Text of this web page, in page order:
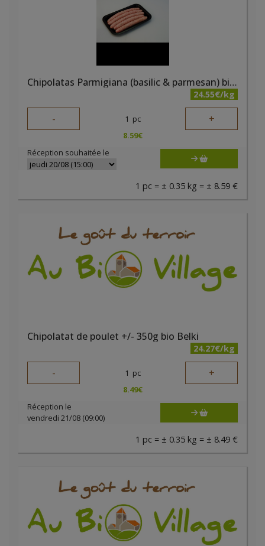
Chipolatas Parmigiana (basilic & parmesan) bio +/-350g - PQA
24.55€/kg
- 1 pc +
8.59€
Réception souhaitée le
1 pc = ± 0.35 kg = ± 8.59 €
Chipolatat de poulet +/- 350g bio Belki
24.27€/kg
- 1 pc +
8.49€
Réception le
vendredi 21/08 (09:00)
1 pc = ± 0.35 kg = ± 8.49 €